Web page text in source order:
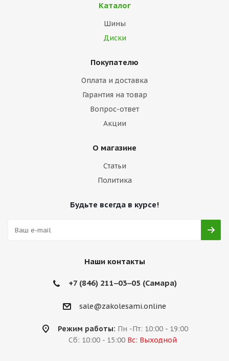
Каталог
Шины
Диски
Покупателю
Оплата и доставка
Гарантия на товар
Вопрос-ответ
Акции
О магазине
Статьи
Политика
Будьте всегда в курсе!
Наши контакты
+7 (846) 211‒03‒05 (Самара)
sale@zakolesami.online
Режим работы: Пн -Пт: 10:00 - 19:00
Сб: 10:00 - 15:00 Вс: Выходной